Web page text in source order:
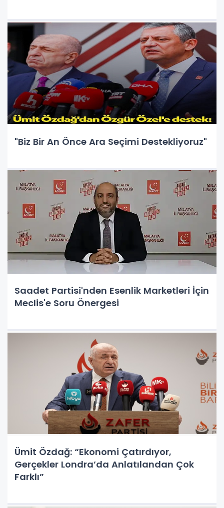
"Biz Bir An Önce Ara Seçimi Destekliyoruz"
Saadet Partisi'nden Esenlik Marketleri İçin
Meclis'e Soru Önergesi
Ümit Özdağ: “Ekonomi Çatırdıyor,
Gerçekler Londra’da Anlatılandan Çok
Farklı”